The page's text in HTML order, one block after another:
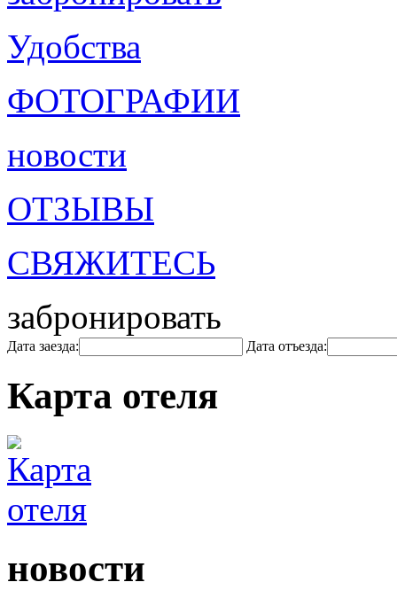
Удобства
ФОТОГРАФИИ
новости
ОТЗЫВЫ
СВЯЖИТЕСЬ
забронировать
Дата заезда: Дата отъезда:
Карта отеля
новости